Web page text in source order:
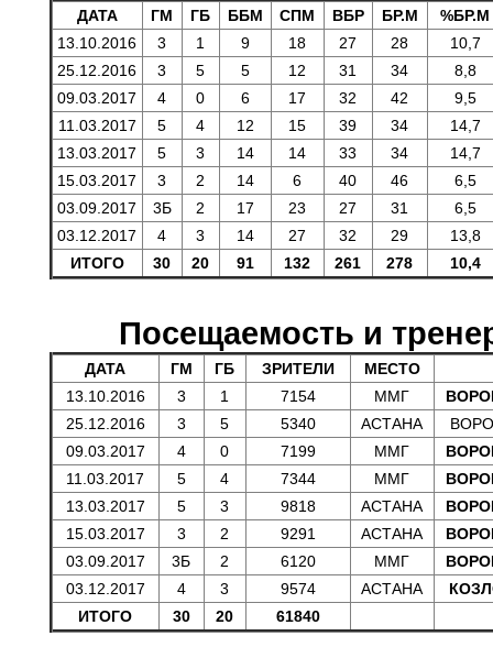
ДАТА ГМ ГБ ББМ СПМ ВБР БР.М
%БР.М
13.10.2016
3 1 9 18 27 28
10,7
25.12.2016
3 5 5 12 31 34
8,8
09.03.2017
4 0 6 17 32 42
9,5
11.03.2017
5 4 12 15 39 34
14,7
13.03.2017
5 3 14 14 33 34
14,7
15.03.2017
3 2 14 6 40 46
6,5
03.09.2017
3Б 2 17 23 27 31
6,5
03.12.2017
4 3 14 27 32 29
13,8
ИТОГО
30 20 91 132 261 278 10,4
Посещаемость и
ДАТА ГМ ГБ ЗРИТЕЛИ
МЕСТО
13.10.2016
3 1 7154 ММГ
25.12.2016
3 5 5340 АСТАНА
09.03.2017
4 0 7199 ММГ
11.03.2017
5 4 7344 ММГ
13.03.2017
5 3 9818 АСТАНА
15.03.2017
3 2 9291 АСТАНА
03.09.2017
3Б 2 6120 ММГ
03.12.2017
4 3 9574 АСТАНА
ИТОГО
30 20 61840